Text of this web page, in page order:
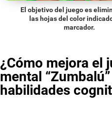
El objetivo del juego es
las hojas del color
marcador.
¿Cómo mejora el
mental
habilidades